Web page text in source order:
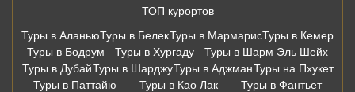
ТОП курортов
Туры в АланьюТуры в БелекТуры в МармарисТуры в Кемер
Туры в Бодрум
Туры в Хургаду
Туры в Шарм Эль Шейх
Туры в ДубайТуры в ШарджуТуры в АджманТуры на Пхукет
Туры в Паттайю
Туры в Као Лак
Туры в Фантьет